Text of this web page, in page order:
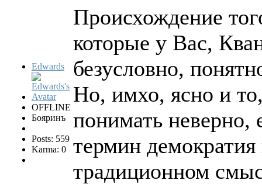
Edwards
OFFLINE
Бояринъ
Posts: 559
Karma: 0
Происхождение
которые у Вас,
безусловно,
Но, имхо, ясно и
понимать неверно,
термин
традиционном